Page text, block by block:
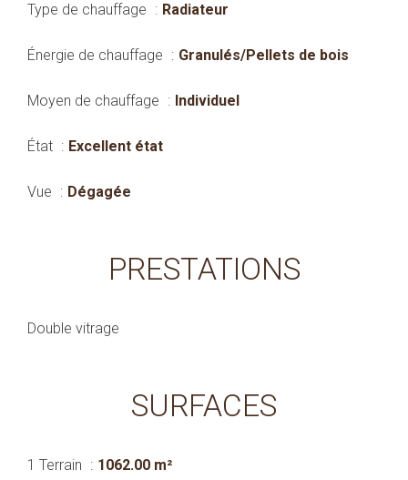
Type de chauffage Radiateur
Énergie de chauffage Granulés/Pellets de bois
Moyen de chauffage Individuel
État Excellent état
Vue Dégagée
PRESTATIONS
Double vitrage
SURFACES
1 Terrain 1062.00 m²